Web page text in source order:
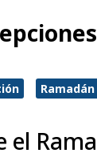
Ramadán
el